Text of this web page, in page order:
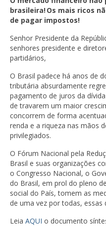
brasileira! Os mais ricos
de pagar impostos!
Senhor Presidente da
senhores presidente e
partidários,
O Brasil padece há anos de
tributária absurdamente
pagamento de juros da
de travarem um maior
concorrem de forma
renda e a riqueza nas mãos
privilegiados.
O Fórum Nacional pela
Brasil e suas organizações
o Congresso Nacional, o
do Brasil, em prol do pleno
social do País, tomem as
de uma vez por todas, essas
Leia AQUI o documento